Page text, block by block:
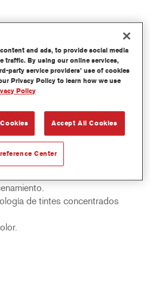
concentrado de base disolvente
de acabado y bases bicapa
disolvente, único por su
uso.
proporciona todas las
medios y altos sólidos,
de tintes concentrados
and ads, to provide social media
traffic. By using our online services,
party service providers’ use of cookies
Privacy Policy to learn how we use
Policy
Accept All Cookies
Center